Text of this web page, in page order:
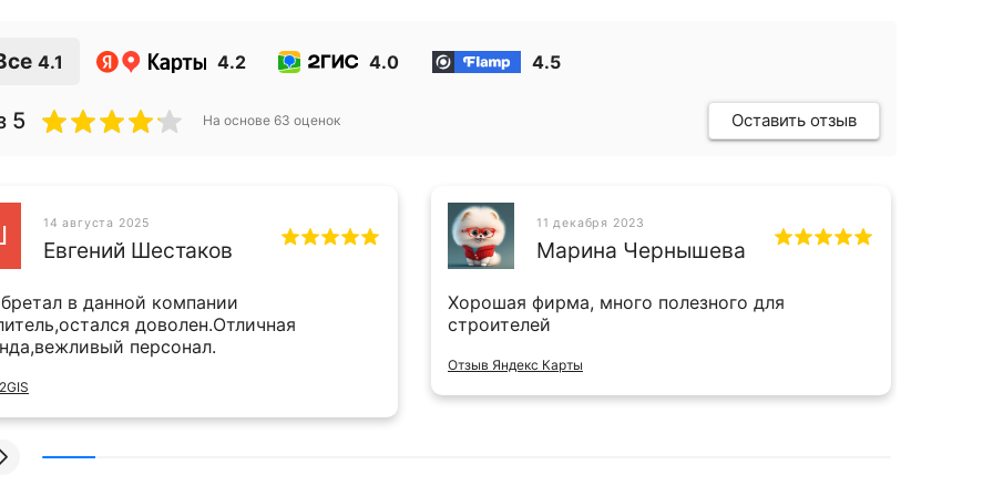
4.1 4.2 4.0 4.5
5 На основе 63 оценок Оставить отзыв
14 августа 2025
Евгений Шестаков
в данной компании
доволен.Отличная
персонал.
11 декабря 2023
Марина Чернышева
Хорошая фирма, много полезного для
строителей
Отзыв Яндекс Карты